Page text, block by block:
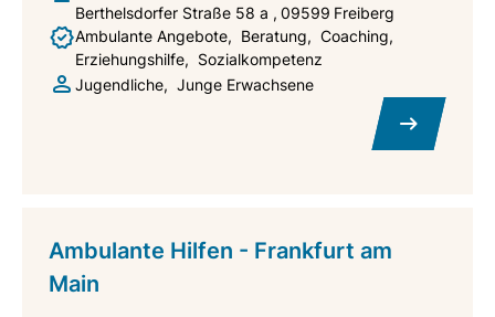
Berthelsdorfer Straße 58 a 09599 Freiberg
Ambulante Angebote
Beratung
Coaching
Erziehungshilfe
Sozialkompetenz
Jugendliche
Junge Erwachsene
Ambulante Hilfen - Frankfurt am
Main